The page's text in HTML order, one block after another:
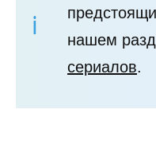
нашем
сериалов.